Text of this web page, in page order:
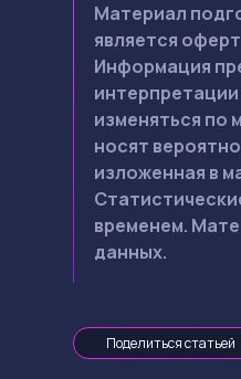
Материал
является
Информация
изменяться по
носят
изложенная в
временем.
данных.
Поделиться статьей